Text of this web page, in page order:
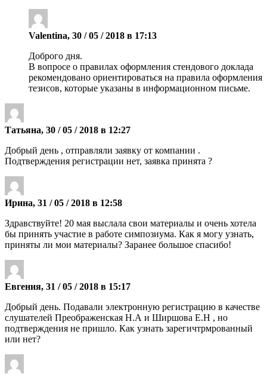
Valentina, 30 / 05 / 2018 в 17:13
Доброго дня.
В вопросе о правилах оформления стендового доклада
рекомендовано ориентироваться на правила оформления
тезисов, которые указаны в информационном письме.
Татьяна, 30 / 05 / 2018 в 12:27
Добрый день , отправляли заявку от компании .
Подтверждения регистрации нет, заявка принята ?
Ирина, 31 / 05 / 2018 в 12:58
Здравствуйте! 20 мая выслала свои материалы и очень хотела
бы принять участие в работе симпозиума. Как я могу узнать,
приняты ли мои материалы? Заранее большое спасибо!
Евгения, 31 / 05 / 2018 в 15:17
Добрый день. Подавали электронную регистрацию в качестве
слушателей Преображенская Н.А и Ширшова Е.Н , но
подтверждения не пришло. Как узнать зарегичтрмрованный
или нет?